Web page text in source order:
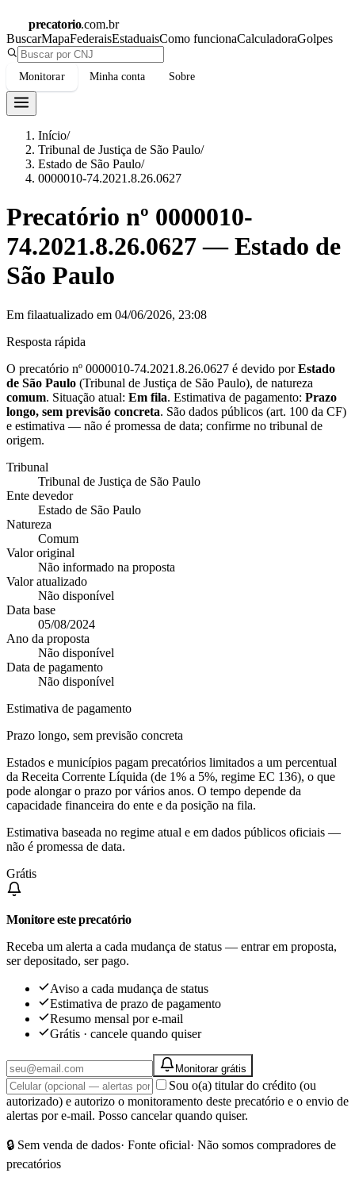
precatorio.com.br
BuscarMapaFederaisEstaduaisComo funcionaCalculadoraGolpes
Monitorar Minha conta Sobre
Início/
Tribunal de Justiça de São Paulo/
Estado de São Paulo/
0000010-74.2021.8.26.0627
Precatório nº 0000010-
74.2021.8.26.0627—Estado de
São Paulo
Em filaatualizado em 04/06/2026, 23:08
Resposta rápida
O precatório nº 0000010-74.2021.8.26.0627 é devido porEstado
de São Paulo (Tribunal de Justiça de São Paulo), de natureza
comum. Situação atual: Em fila. Estimativa de pagamento: Prazo
longo, sem previsão concreta. São dados públicos (art. 100 da CF)
e estimativa — não é promessa de data; confirme no tribunal de
origem.
Tribunal
Tribunal de Justiça de São Paulo
Ente devedor
Estado de São Paulo
Natureza
Comum
Valor original
Não informado na proposta
Valor atualizado
Não disponível
Data base
05/08/2024
Ano da proposta
Não disponível
Data de pagamento
Não disponível
Estimativa de pagamento
Prazo longo, sem previsão concreta
Estados e municípios pagam precatórios limitados a um percentual
da Receita Corrente Líquida (de 1% a 5%, regime EC 136), o que
pode alongar o prazo por vários anos. O tempo depende da
capacidade financeira do ente e da posição na fila.
Estimativa baseada no regime atual e em dados públicos oficiais —
não é promessa de data.
Grátis
Monitore este precatório
Receba um alerta a cada mudança de status — entrar em proposta,
ser depositado, ser pago.
Aviso a cada mudança de status
Estimativa de prazo de pagamento
Resumo mensal por e-mail
Grátis · cancele quando quiser
Monitorar grátis
Sou o(a) titular do crédito (ou
autorizado) e autorizo o monitoramento deste precatório e o envio de
alertas por e-mail. Posso cancelar quando quiser.
🔒 Sem venda de dados· Fonte oficial· Não somos compradores de
precatórios